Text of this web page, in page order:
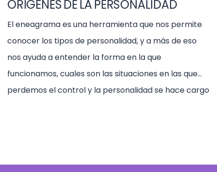
ORIGENES DE LA PERSONALIDAD
El eneagrama es una herramienta que nos permite
conocer los tipos de personalidad, y a más de eso
nos ayuda a entender la forma en la que
funcionamos, cuales son las situaciones en las que
perdemos el control y la personalidad se hace cargo